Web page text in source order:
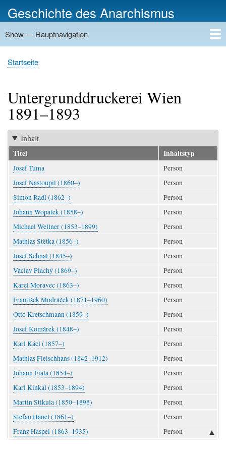
zum
Geschichte des Anarchismus
Hauptnavigation
Show — Hauptnavigation
Startseite
Geschichte
Personen
Gruppierungen
Ereignisse
Zeitungen
Schriftenreihen
Verlage
Treffpunkte
Rundwege
Orte
Bilder
Kategorien
Pfadnavigation
Startseite
Untergrunddruckerei Wien
1891–1893
Inhalt
Titel Inhaltstyp
Josef Tuma
Person
Josef Nastoupil (1860–)
Person
Simon Radl (1862–)
Person
Johann Wopatek (1858–)
Person
Michael Wellner (1853–1899)
Person
Mathias Stětka (1856–)
Person
Josef Sehnal (1845–)
Person
Václav Plachý (1869–)
Person
Karel Moravec (1863–)
Person
František Modráček (1871–1960)
Person
Otto Kretschmann (1859–)
Person
Josef Komárek (1848–)
Person
Karl Kácl (1857–)
Person
Mathias Fleischhans (1842–1912)
Person
Johann Fiala (1854–)
Person
Karl Kinkal (1853–1894)
Person
Martin Stikula (1850–1898)
Person
Stefan Hanel (1861–)
Person
Franz Haspel (1863–1935)
Person ▲